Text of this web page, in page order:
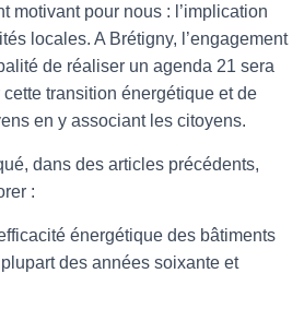
motivant pour nous : l’implication
locales. A Brétigny, l’engagement
de réaliser un agenda 21 sera
cette transition énergétique et de
en y associant les citoyens.
dans des articles précédents,
:
énergétique des bâtiments
des années soixante et